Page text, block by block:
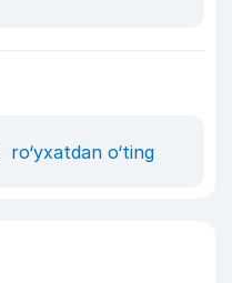
ro‘yxatdan o‘ting